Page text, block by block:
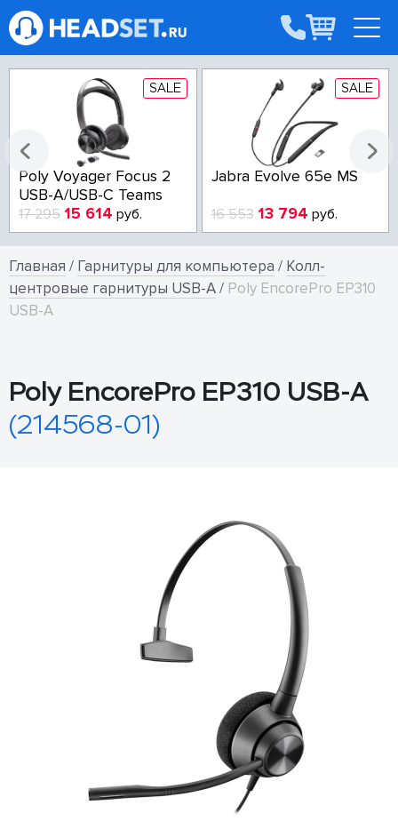
SALE
Poly Voyager Focus 2
USB-A/USB-C Teams
17 295 15 614 руб.
SALE
Jabra Evolve 65e MS
16 553 13 794 руб.
Главная / Гарнитуры для компьютера / Колл-
центровые гарнитуры USB-A/ Poly EncorePro EP310
USB-A
Poly EncorePro EP310 USB-A
(214568-01)